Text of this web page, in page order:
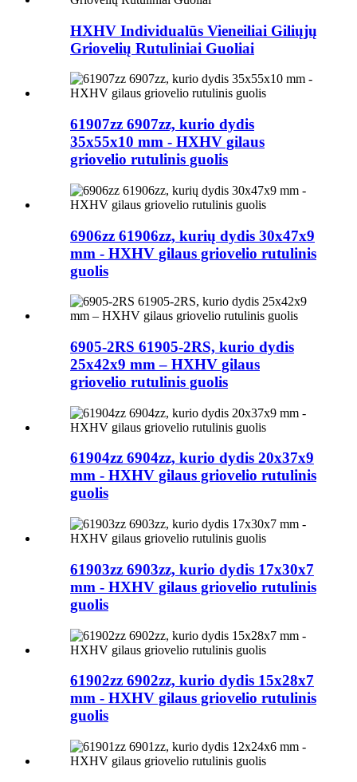
HXHV Individualūs Vieneiliai Giliųjų
Griovelių Rutuliniai Guoliai
61907zz 6907zz, kurio dydis
35x55x10 mm - HXHV gilaus
griovelio rutulinis guolis
6906zz 61906zz, kurių dydis 30x47x9
mm - HXHV gilaus griovelio rutulinis
guolis
6905-2RS 61905-2RS, kurio dydis
25x42x9 mm – HXHV gilaus
griovelio rutulinis guolis
61904zz 6904zz, kurio dydis 20x37x9
mm - HXHV gilaus griovelio rutulinis
guolis
61903zz 6903zz, kurio dydis 17x30x7
mm - HXHV gilaus griovelio rutulinis
guolis
61902zz 6902zz, kurio dydis 15x28x7
mm - HXHV gilaus griovelio rutulinis
guolis